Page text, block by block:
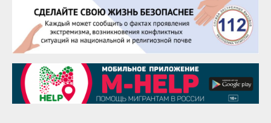
25 августа
Сэсэгма Бубеева
28 августа
Чингиз Мустафаев
29 августа
Надежда Рослова